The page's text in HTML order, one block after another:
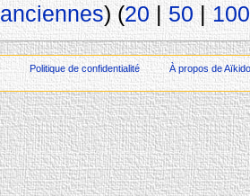
anciennes) (20| 50|100
Politique de confidentialité À propos de